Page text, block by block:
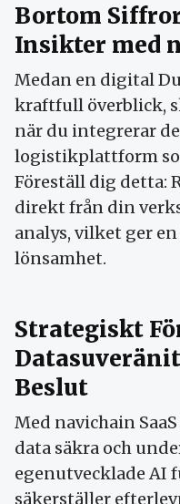
Bortom
Insikter med
Medan en digital
kraftfull överblick,
när du integrerar
logistikplattform
Föreställ dig detta:
direkt från din
analys, vilket ger
lönsamhet.
Strategiskt
Beslut
Med navichain
data säkra och
egenutvecklade AI
säkerställer